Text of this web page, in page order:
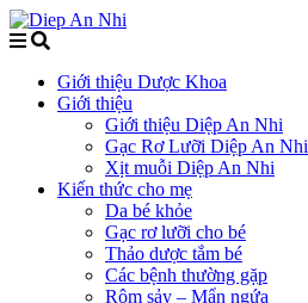
Giới thiệu Dược Khoa
Giới thiệu
Giới thiệu Diệp An Nhi
Gạc Rơ Lưỡi Diệp An Nhi
Xịt muỗi Diệp An Nhi
Kiến thức cho mẹ
Da bé khỏe
Gạc rơ lưỡi cho bé
Thảo dược tắm bé
Các bệnh thường gặp
Rôm sảy – Mẩn ngứa